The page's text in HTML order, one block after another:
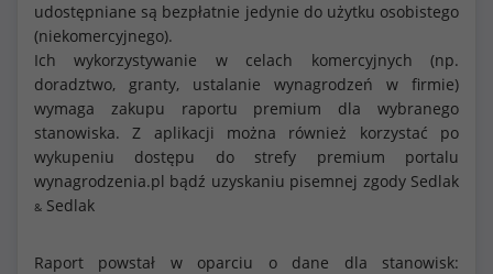
udostępniane są bezpłatnie jedynie do użytku osobistego
(niekomercyjnego).
Ich wykorzystywanie w celach komercyjnych (np.
doradztwo, granty, ustalanie wynagrodzeń w firmie)
wymaga zakupu raportu premium dla wybranego
stanowiska. Z aplikacji można również korzystać po
wykupeniu dostępu do strefy premium portalu
wynagrodzenia.pl bądź uzyskaniu pisemnej zgody Sedlak
& Sedlak
Raport powstał w oparciu o dane dla stanowisk: